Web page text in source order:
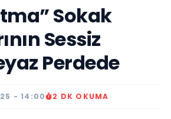
Sokak
Sessiz
Perdede
- 14:00 2 DK OKUMA